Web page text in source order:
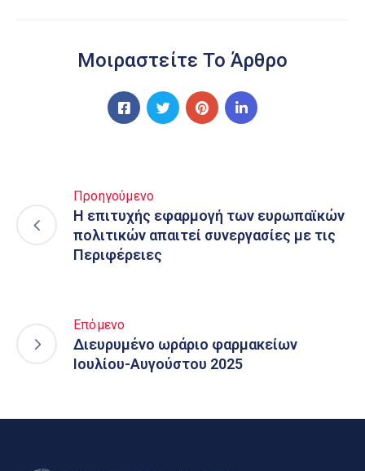
Μοιραστείτε Το Άρθρο
Προηγούμενο
Η επιτυχής εφαρμογή των ευρωπαϊκών
πολιτικών απαιτεί συνεργασίες με τις
Περιφέρειες
Επόμενο
Διευρυμένο ωράριο φαρμακείων
Ιουλίου-Αυγούστου 2025